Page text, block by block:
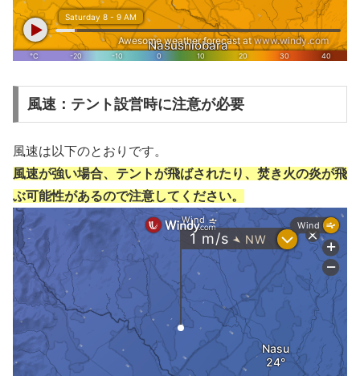
風速：テント設営時に注意が必要
風速は以下のとおりです。
風速が強い場合、テントが飛ばされたり、焚き火の炎が飛
ぶ可能性があるので注意してください。